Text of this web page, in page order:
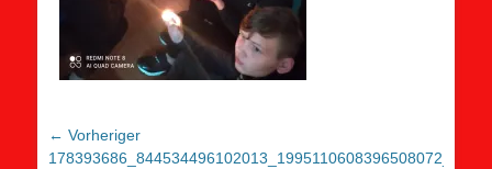
Beitragsnavigation
← Vorheriger
Vorheriger
178393686_844534496102013_1995110608396508072_n